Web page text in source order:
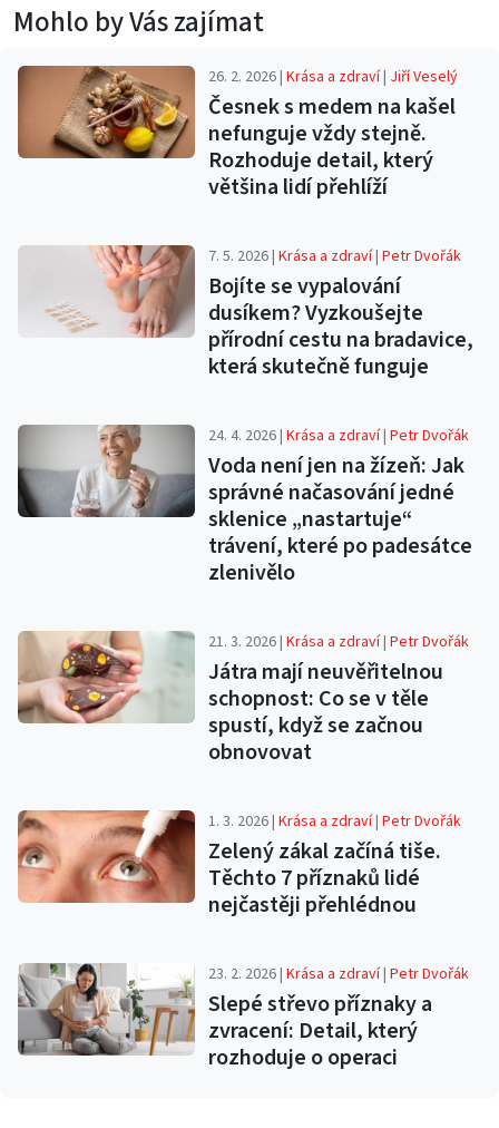
Mohlo by Vás zajímat
26. 2. 2026 |Krása a zdraví| Jiří Veselý
Česnek s medem na kašel
nefunguje vždy stejně.
Rozhoduje detail, který
většina lidí přehlíží
7. 5. 2026 |Krása a zdraví|Petr Dvořák
Bojíte se vypalování
dusíkem? Vyzkoušejte
přírodní cestu na bradavice,
která skutečně funguje
24. 4. 2026 |Krása a zdraví|Petr Dvořák
Voda není jen na žízeň: Jak
správné načasování jedné
sklenice „nastartuje“
trávení, které po padesátce
zlenivělo
21. 3. 2026 |Krása a zdraví|Petr Dvořák
Játra mají neuvěřitelnou
schopnost: Co se v těle
spustí, když se začnou
obnovovat
1. 3. 2026 |Krása a zdraví|Petr Dvořák
Zelený zákal začíná tiše.
Těchto 7 příznaků lidé
nejčastěji přehlédnou
23. 2. 2026 |Krása a zdraví|Petr Dvořák
Slepé střevo příznaky a
zvracení: Detail, který
rozhoduje o operaci